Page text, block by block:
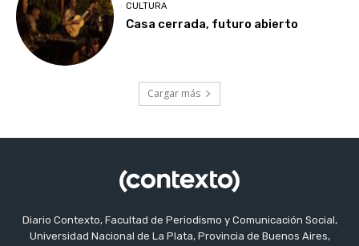
CULTURA
Casa cerrada, futuro abierto
Cargar más
Diario Contexto, Facultad de Periodismo y Comunicación Social,
Universidad Nacional de La Plata, Provincia de Buenos Aires,